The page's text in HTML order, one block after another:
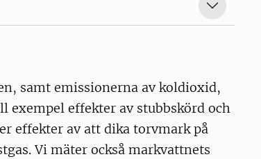
samt emissionerna av koldioxid,
exempel effekter av stubbskörd och
effekter av att dika torvmark på
Vi mäter också markvattnets